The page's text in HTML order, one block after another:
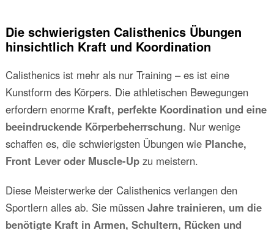
Die schwierigsten Calisthenics Übungen
hinsichtlich Kraft und Koordination
Calisthenics ist mehr als nur Training – es ist eine
Kunstform des Körpers. Die athletischen Bewegungen
erfordern enorme Kraft, perfekte Koordination und eine
beeindruckende Körperbeherrschung. Nur wenige
schaffen es, die schwierigsten Übungen wie Planche,
Front Lever oder Muscle-Upzu meistern.
Diese Meisterwerke der Calisthenics verlangen den
Sportlern alles ab. Sie müssen Jahre trainieren, um die
benötigte Kraft in Armen, Schultern, Rücken und